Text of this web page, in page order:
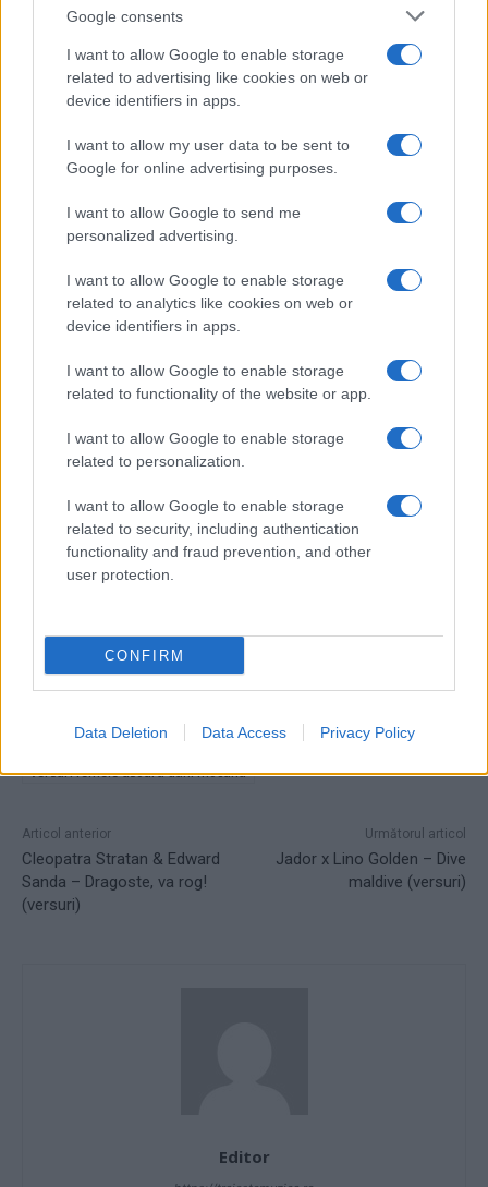
Google consents
I want to allow Google to enable storage
related to advertising like cookies on web or
device identifiers in apps.
I want to allow my user data to be sent to
Google for online advertising purposes.
I want to allow Google to send me
personalized advertising.
I want to allow Google to enable storage
related to analytics like cookies on web or
device identifiers in apps.
I want to allow Google to enable storage
related to functionality of the website or app.
I want to allow Google to enable storage
related to personalization.
I want to allow Google to enable storage
related to security, including authentication
functionality and fraud prevention, and other
user protection.
CONFIRM
Data Deletion Data Access Privacy Policy
versuri versuri dani mocanu
versuri femeie usoara
versuri femeie usoara dani mocanu
Articol anterior
Cleopatra Stratan & Edward
Sanda – Dragoste, va rog!
(versuri)
Următorul articol
Jador x Lino Golden – Dive
maldive (versuri)
Editor